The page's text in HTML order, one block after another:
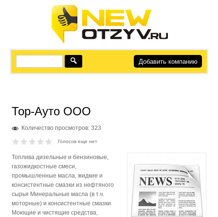
Добавить компанию
Тор-Ауто ООО
Количество просмотров: 323
Голосов еще нет
Топлива дизельные и бензиновые,
газожидкостные смеси,
промышленные масла, жидкие и
консистентные смазки из нефтяного
сырья Минеральные масла (в т.ч.
моторные) и консистентные смазки
Моющие и чистящие средства,